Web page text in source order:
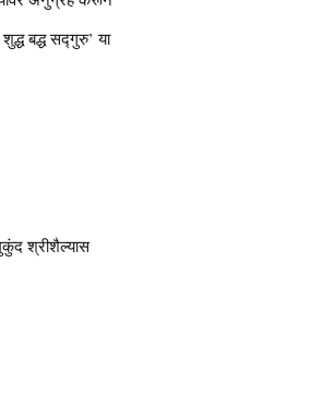
बद्ध सद्गुरु’ या
श्रीशैल्यास